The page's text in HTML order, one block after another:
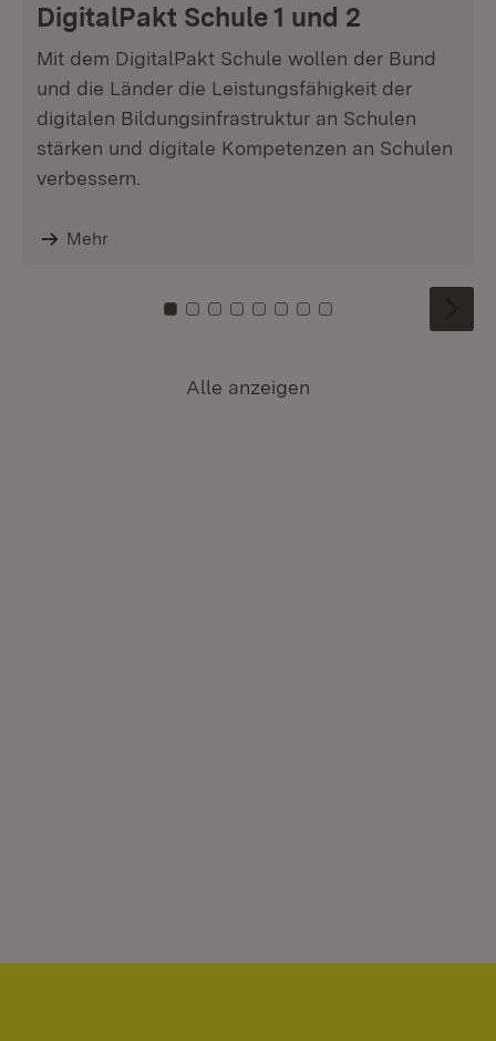
DigitalPakt Schule 1 und 2
Mit dem DigitalPakt Schule wollen der Bund
und die Länder die Leistungsfähigkeit der
digitalen Bildungsinfrastruktur an Schulen
stärken und digitale Kompetenzen an Schulen
verbessern.
Mehr
Zu Kachel: 0
Zu Kachel: 1
Zu Kachel: 2
Zu Kachel: 3
Zu Kachel: 4
Zu Kachel: 5
Zu Kachel: 6
Zu Kachel: 7
Alle anzeigen